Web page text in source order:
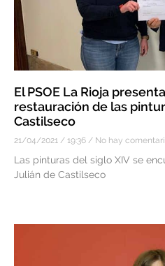
El PSOE La Rioja
restauración de las
Castilseco
21/04/2021 19:36 No hay
Las pinturas del siglo XIV se
Julián de Castilseco